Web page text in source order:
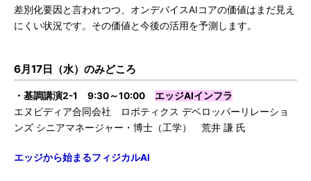
差別化要因と言われつつ、オンデバイスAIコアの価値はまだ見え
にくい状況です。その価値と今後の活用を予測します。
6月17日（水）のみどころ
・基調講演2-1 9:30～10:00 エッジAIインフラ
エヌビディア合同会社 ロボティクス デベロッパーリレーショ
ンズ シニアマネージャー・博士（工学） 荒井 謙 氏
エッジから始まるフィジカルAI